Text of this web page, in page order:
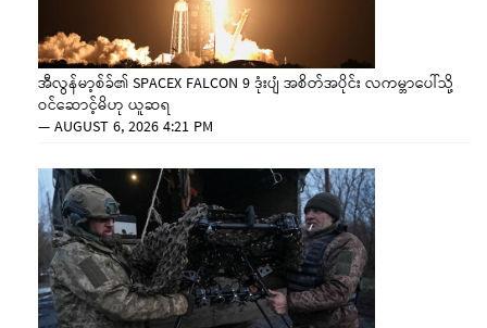
အီလွန်မာ့စ်ခ်၏ SPACEX FALCON 9 ဒုံးပျံ အစိတ်အပိုင်း လကမ္ဘာပေါ်သို့
ဝင်ဆောင့်မိဟု ယူဆရ
—AUGUST 6, 2026 4:21 PM